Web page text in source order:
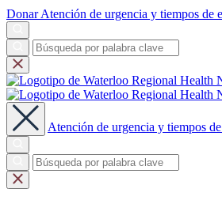
Donar Atención de urgencia y tiempos de
Atención de urgencia y tiempos de